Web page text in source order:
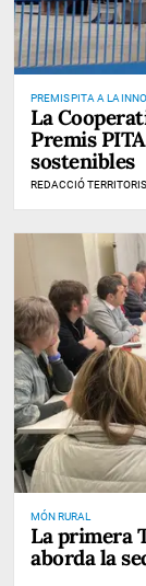
PREMIS PITA A LA
CATALÀ
La
Premis
sostenibles
REDACCIÓ TERRITORIS
MÓN RURAL
La primera
aborda la